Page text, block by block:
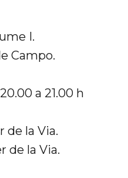
I.
Campo.
a 21.00 h
de la Via.
de la Via.